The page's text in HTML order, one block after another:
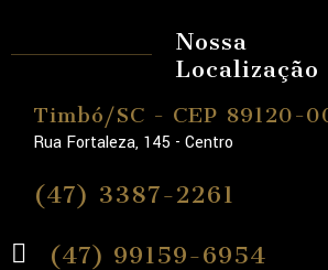
Nossa
Localização
Timbó/SC - CEP 89120-
Rua Fortaleza, 145 - Centro
(47) 3387-2261
(47) 99159-6954